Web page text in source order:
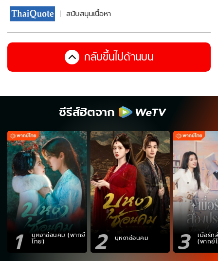
สนับสนุนเนื้อหา
กลับขึ้นไปด้านบน
ซีรีส์ฮิตจาก
1 บุหงาซ่อนคม (พากย์
ไทย) 2 บุหงาซ่อนคม 3 เมื่อรัก
(พากย์